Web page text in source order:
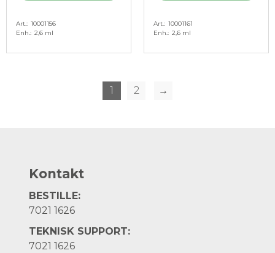
Art. 10001156
Enh. 2,6 ml
Art. 10001161
Enh. 2,6 ml
1 2 →
Kontakt
BESTILLE:
7021 1626
TEKNISK SUPPORT:
7021 1626